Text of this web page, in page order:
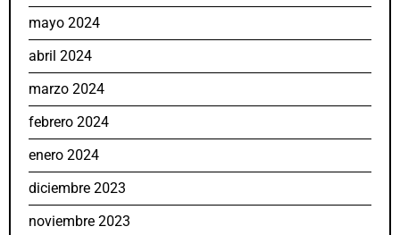
mayo 2024
abril 2024
marzo 2024
febrero 2024
enero 2024
diciembre 2023
noviembre 2023